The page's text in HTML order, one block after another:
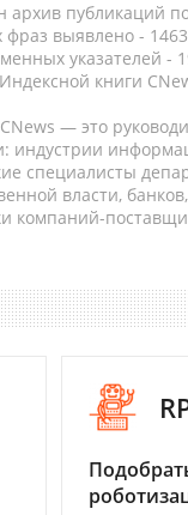
архив публикаций
выявлено -
указателей -
книги
— это
индустрии
специалисты
власти,
компаний-